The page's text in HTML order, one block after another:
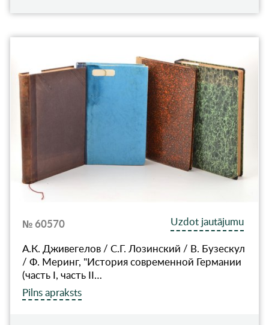
№ 60570
Uzdot jautājumu
А.К. Дживегелов / С.Г. Лозинский / В. Бузескул
/ Ф. Меринг, "История современной Германии
(часть I, часть II…
Pilns apraksts